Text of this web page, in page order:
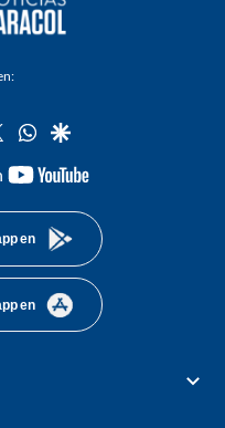
twitterwhatsapp
google
youtube-
en
en